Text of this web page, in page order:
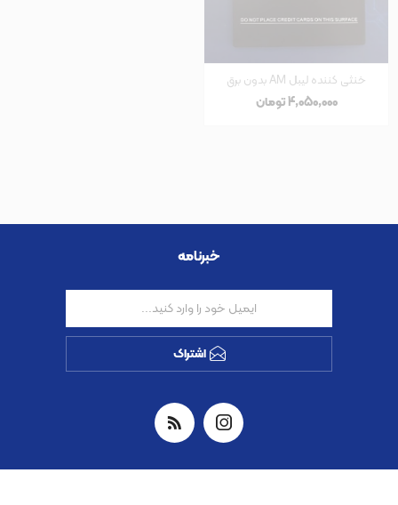
خنثی کننده لیبل AM بدون برق
4٬050٬000 تومان
خبرنامه
اشتراک